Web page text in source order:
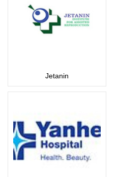
Jetanin